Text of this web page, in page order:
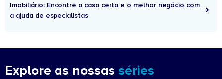
Imobiliário: Encontre a casa certa e o melhor negócio com
a ajuda de especialistas
Explore as nossas séries